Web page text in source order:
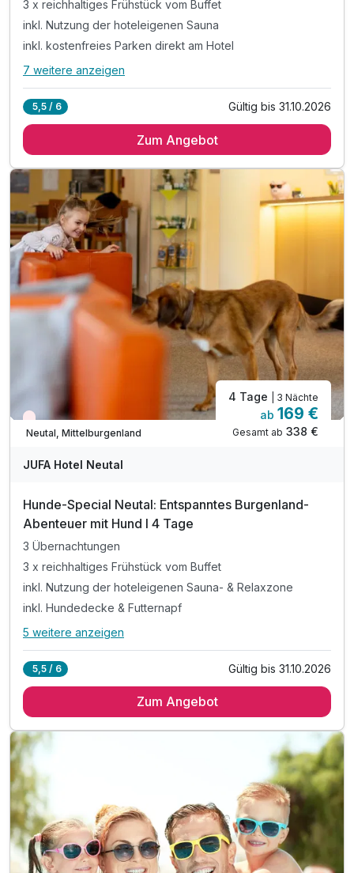
3 x reichhaltiges Frühstück vom Buffet
inkl. Nutzung der hoteleigenen Sauna
inkl. kostenfreies Parken direkt am Hotel
Alle Inklusivleistungen
3 x reichhaltiges Frühstück vom Buffet
inkl. kostenfreies Parken direkt am Hotel
inkl. kostenfreies WLAN
inkl. Burgenland Card
inkl. Streichelzoo & Abenteuerspielplatz
inkl. Eintritt in das Waldbad Neutal
Tipp: Draisinentour Sonnenland
Tipp: Ritterburg Lockenhaus
Tipp: Sonnentherme Lutzmannsburg
7 weitere anzeigen
5,5 / 6 Gültig bis 31.10.2026
Zum Angebot
Nur noch Restplätze
Neutal, Mittelburgenland
4 Tage | 3 Nächte
ab 169 €
Gesamt ab 338 €
JUFA Hotel Neutal
Hunde-Special Neutal: Entspanntes Burgenland-
Abenteuer mit Hund I 4 Tage
3 Übernachtungen
3 x reichhaltiges Frühstück vom Buffet
inkl. Nutzung der hoteleigenen Sauna- & Relaxzone
inkl. Hundedecke & Futternapf
Alle Inklusivleistungen
3 x reichhaltiges Frühstück vom Buffet
inkl. Hundedecke & Futternapf
inkl. Begrüßungspaket für Ihren Hund
inkl. Aufenthalt für Ihren Hund
inkl. Hundehandtücher für saubere Pfoten
Empfohlene Gassi-Routen in der Umgebung
inkl. Burgenland Card mit über 300 Vorteilen
5 weitere anzeigen
5,5 / 6 Gültig bis 31.10.2026
Zum Angebot